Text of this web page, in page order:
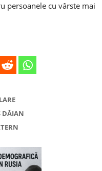
persoanele cu vârste mai
DĂIAN